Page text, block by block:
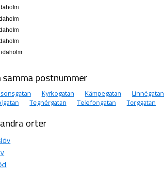
AB
postnummer
Kyrkogatan Kämpegatan Linnégatan
Tegnérgatan Telefongatan Torggatan
orter